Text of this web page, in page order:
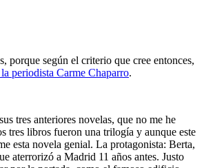
porque según el criterio que cree entonces,
periodista Carme Chaparro.
tres anteriores novelas, que no me he
tres libros fueron una trilogía y aunque este
esta novela genial. La protagonista: Berta,
aterrorizó a Madrid 11 años antes. Justo